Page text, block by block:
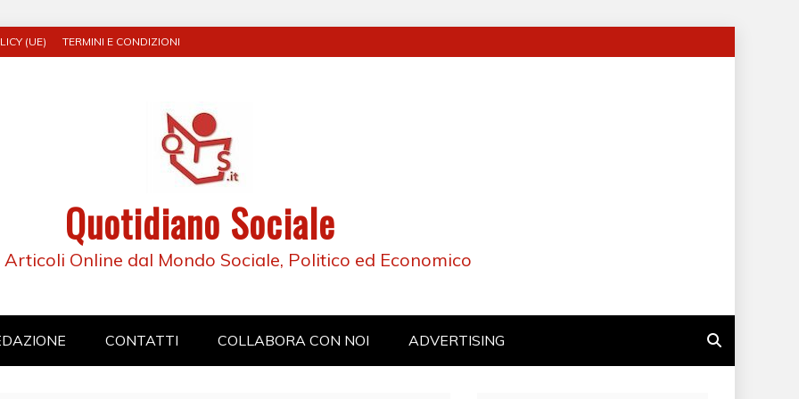
(UE) TERMINI E CONDIZIONI
Quotidiano Sociale
Articoli Online dal Mondo Sociale, Politico ed Economico
CONTATTI COLLABORA CON NOI ADVERTISING